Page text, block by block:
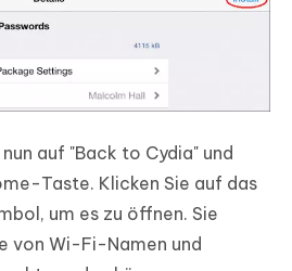
auf "Back to Cydia" und
Taste. Klicken Sie auf das
um es zu öffnen. Sie
von Wi-Fi-Namen und